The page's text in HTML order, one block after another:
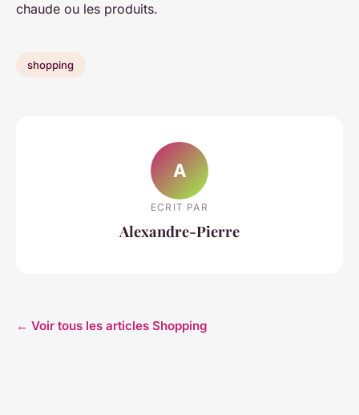
chaude ou les produits.
shopping
A
ECRIT PAR
Alexandre-Pierre
← Voir tous les articles Shopping